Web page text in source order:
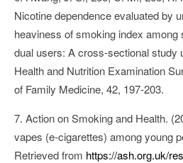
Nicotine dependence evaluated by
heaviness of smoking index
dual users: A cross-sectional study
Health and Nutrition Examination
of Family Medicine, 42, 197-203.
7. Action on Smoking and Health.
vapes (e-cigarettes) among young
Retrieved from https://ash.org.uk/